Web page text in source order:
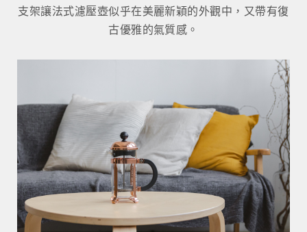
支架讓法式濾壓壺似乎在美麗新穎的外觀中，又帶有復
古優雅的氣質感。